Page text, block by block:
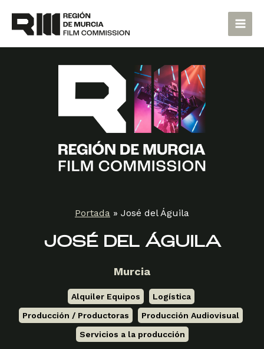
contenido
Main
Portada » José del Águila
JOSÉ DEL ÁGUILA
Murcia
Alquiler Equipos Logística
Producción / Productoras
Producción Audiovisual
Servicios a la producción